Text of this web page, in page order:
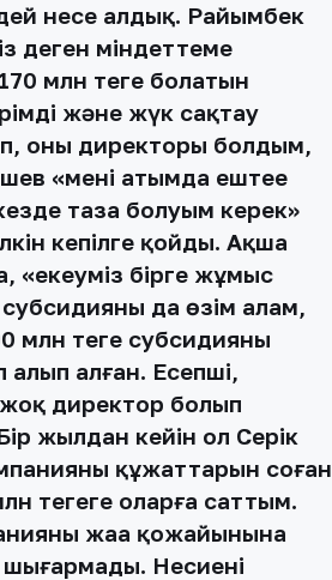
несе алдық. Райымбек
деген міндеттеме
млн теңге болатын
және жүк сақтау
оның директоры болдым,
«менің атымда ештеңе
таза болуым керек»
кепілге қойды. Ақша
«екеуміз бірге жұмыс
да өзім алам,
млн теңге субсидияны
алып алған. Есепші,
жоқ директор болып
жылдан кейін ол Серік
құжаттарын соған
теңгеге оларға саттым.
жаңа қожайынына
Несиенің